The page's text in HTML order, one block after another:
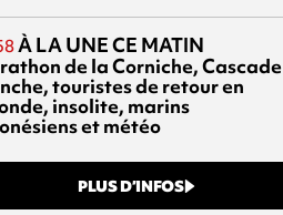
À LA UNE CE MATIN
de la Corniche, Cascade
touristes de retour en
insolite, marins
et météo
PLUS D’INFOS